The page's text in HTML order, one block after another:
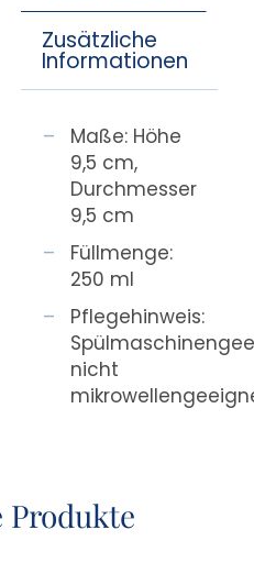
Zusätzliche
Informationen
Maße: Höhe
9,5 cm,
Durchmesser
9,5 cm
Füllmenge:
250 ml
Pflegehinweis:
nicht